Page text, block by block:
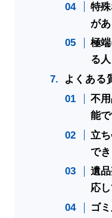
特
が
極
る人
よくある
不
能
立
で
遺
応
ゴ